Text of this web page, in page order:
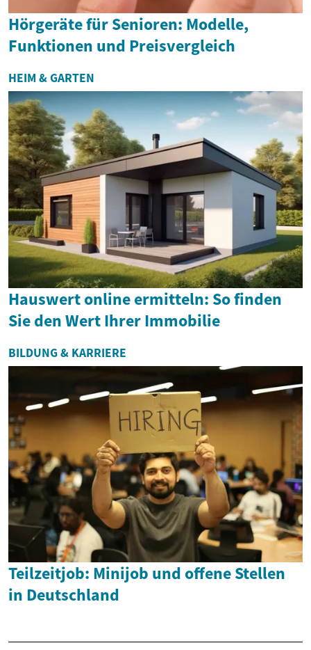
Hörgeräte für Senioren: Modelle,
Funktionen und Preisvergleich
HEIM & GARTEN
Hauswert online ermitteln: So finden
Sie den Wert Ihrer Immobilie
BILDUNG & KARRIERE
Teilzeitjob: Minijob und offene Stellen
in Deutschland